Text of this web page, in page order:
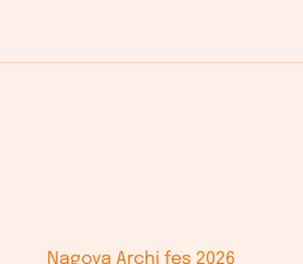
Nagoya Archi fes 2026